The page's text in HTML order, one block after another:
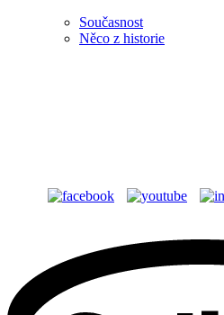
Současnost
Něco z historie